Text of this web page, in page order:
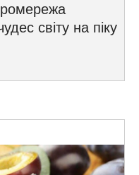
світу на піку